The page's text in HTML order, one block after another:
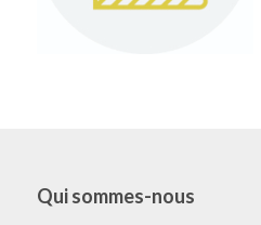
Qui sommes-nous